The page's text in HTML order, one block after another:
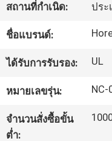
เกี่ยว
กับ
เรา
ทัวร์
สถานที่กำเนิด: ประ
ชื่อแบรนด์:
ได้รับการรับรอง: UL
หมายเลขรุ่น: NC-
จำนวนสั่งซื้อขั้น
ต่ำ: